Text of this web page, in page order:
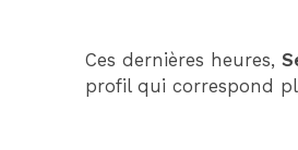
Ces dernières heures,
profil qui correspond